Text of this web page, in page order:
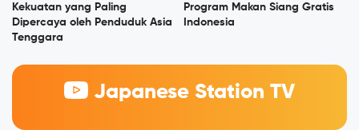
Kekuatan yang Paling
Dipercaya oleh Penduduk Asia
Tenggara
Program Makan Siang Gratis
Indonesia
Japanese Station TV